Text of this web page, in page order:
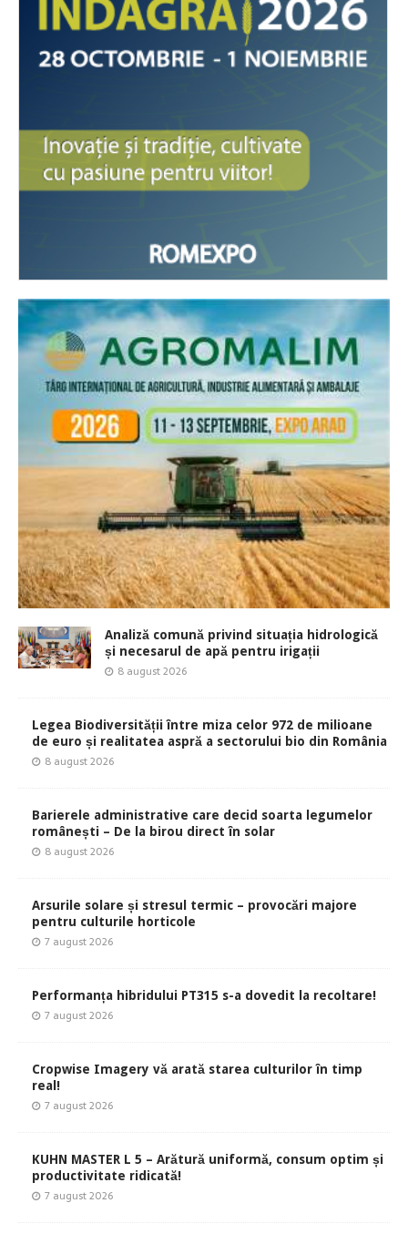
Analiză comună privind situația hidrologică
și necesarul de apă pentru irigații
8 august 2026
Legea Biodiversității între miza celor 972 de milioane
de euro și realitatea aspră a sectorului bio din România
8 august 2026
Barierele administrative care decid soarta legumelor
românești – De la birou direct în solar
8 august 2026
Arsurile solare și stresul termic – provocări majore
pentru culturile horticole
7 august 2026
Performanța hibridului PT315 s-a dovedit la recoltare!
7 august 2026
Cropwise Imagery vă arată starea culturilor în timp
real!
7 august 2026
KUHN MASTER L 5 – Arătură uniformă, consum optim și
productivitate ridicată!
7 august 2026